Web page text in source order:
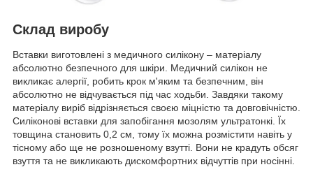
Склад виробу
Вставки виготовлені з медичного силікону – матеріалу
абсолютно безпечного для шкіри. Медичний силікон не
викликає алергії, робить крок м'яким та безпечним, він
абсолютно не відчувається під час ходьби. Завдяки такому
матеріалу виріб відрізняється своєю міцністю та довговічністю.
Силіконові вставки для запобігання мозолям ультратонкі. Їх
товщина становить 0,2 см, тому їх можна розмістити навіть у
тісному або ще не розношеному взутті. Вони не крадуть обсяг
взуття та не викликають дискомфортних відчуттів при носінні.